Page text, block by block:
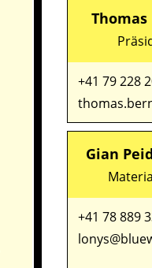
+41 79 228
Gian
+41 78 889